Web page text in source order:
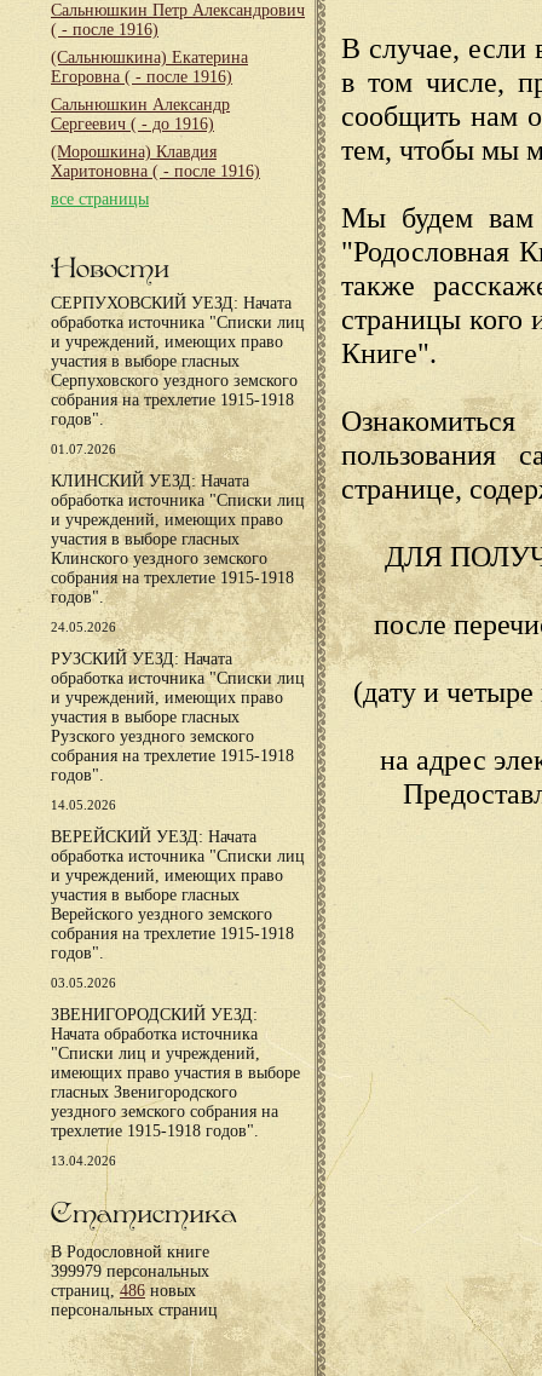
Сальнюшкин Петр Александрович
( - после 1916)
(Сальнюшкина) Екатерина
Егоровна ( - после 1916)
Сальнюшкин Александр
Сергеевич ( - до 1916)
(Морошкина) Клавдия
Харитоновна ( - после 1916)
все страницы
Новости
СЕРПУХОВСКИЙ УЕЗД: Начата
обработка источника "Списки лиц
и учреждений, имеющих право
участия в выборе гласных
Серпуховского уездного земского
собрания на трехлетие 1915-1918
годов".
01.07.2026
КЛИНСКИЙ УЕЗД: Начата
обработка источника "Списки лиц
и учреждений, имеющих право
участия в выборе гласных
Клинского уездного земского
собрания на трехлетие 1915-1918
годов".
24.05.2026
РУЗСКИЙ УЕЗД: Начата
обработка источника "Списки лиц
и учреждений, имеющих право
участия в выборе гласных
Рузского уездного земского
собрания на трехлетие 1915-1918
годов".
14.05.2026
ВЕРЕЙСКИЙ УЕЗД: Начата
обработка источника "Списки лиц
и учреждений, имеющих право
участия в выборе гласных
Верейского уездного земского
собрания на трехлетие 1915-1918
годов".
03.05.2026
ЗВЕНИГОРОДСКИЙ УЕЗД:
Начата обработка источника
"Списки лиц и учреждений,
имеющих право участия в выборе
гласных Звенигородского
уездного земского собрания на
трехлетие 1915-1918 годов".
13.04.2026
Статистика
В Родословной книге
399979 персональных
страниц,486новых
персональных страниц
В случае, если
в том числе,
сообщить нам
тем, чтобы мы
Мы будем вам
"Родословная
также
страницы кого
Книге".
пользования
странице,
ДЛЯ
после
(дату и
на адрес